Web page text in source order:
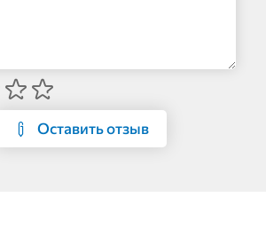
Оставить отзыв